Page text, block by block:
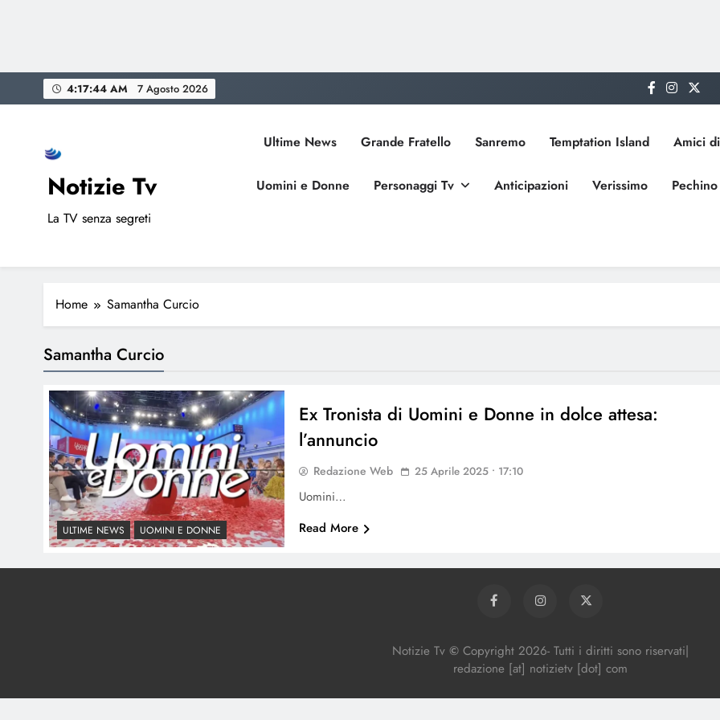
to
4:17:44 AM 7 Agosto 2026
Notizie Tv
La TV senza segreti
Ultime News Grande Fratello Sanremo Temptation Island Amici
Uomini e Donne Personaggi Tv Anticipazioni Verissimo
Home Samantha Curcio
Samantha Curcio
ULTIME NEWS UOMINI E DONNE
Ex Tronista di Uomini e Donne in dolce attesa:
l’annuncio
Redazione Web 25 Aprile 2025 • 17:10
Uomini…
Read More
Notizie Tv ©Copyright2026- Tutti i diritti sono riservati|
redazione [at] notizietv [dot] com